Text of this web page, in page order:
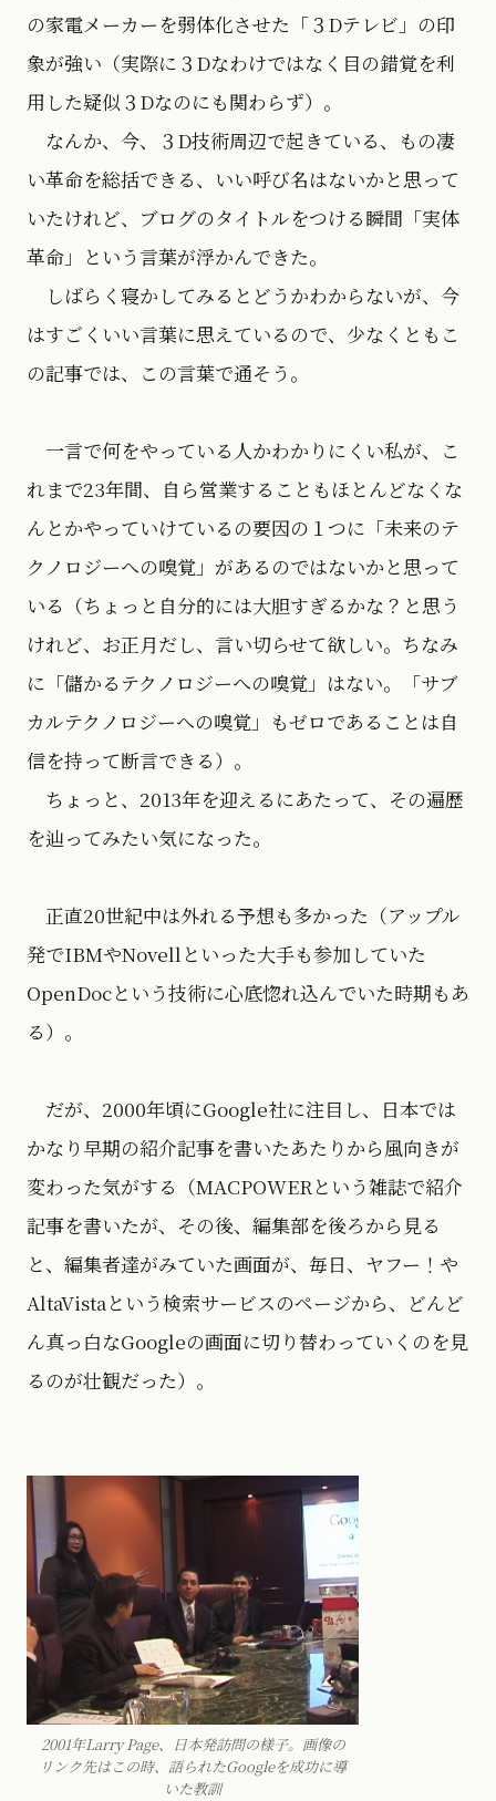
の家電メーカーを弱体化させた「３Dテレビ」の印
象が強い（実際に３Dなわけではなく目の錯覚を利
用した疑似３Dなのにも関わらず）。
なんか、今、３D技術周辺で起きている、もの凄
い革命を総括できる、いい呼び名はないかと思って
いたけれど、ブログのタイトルをつける瞬間「実体
革命」という言葉が浮かんできた。
しばらく寝かしてみるとどうかわからないが、今
はすごくいい言葉に思えているので、少なくともこ
の記事では、この言葉で通そう。
一言で何をやっている人かわかりにくい私が、こ
れまで23年間、自ら営業することもほとんどなくな
んとかやっていけているの要因の１つに「未来のテ
クノロジーへの嗅覚」があるのではないかと思って
いる（ちょっと自分的には大胆すぎるかな？と思う
けれど、お正月だし、言い切らせて欲しい。ちなみ
に「儲かるテクノロジーへの嗅覚」はない。「サブ
カルテクノロジーへの嗅覚」もゼロであることは自
信を持って断言できる）。
ちょっと、2013年を迎えるにあたって、その遍歴
を辿ってみたい気になった。
正直20世紀中は外れる予想も多かった（アップル
発でIBMやNovellといった大手も参加していた
OpenDocという技術に心底惚れ込んでいた時期もあ
る）。
だが、2000年頃にGoogle社に注目し、日本では
かなり早期の紹介記事を書いたあたりから風向きが
変わった気がする（MACPOWERという雑誌で紹介
記事を書いたが、その後、編集部を後ろから見る
と、編集者達がみていた画面が、毎日、ヤフー！や
AltaVistaという検索サービスのページから、どんど
ん真っ白なGoogleの画面に切り替わっていくのを見
るのが壮観だった）。
2001年Larry Page、日本発訪問の様子。画像の
リンク先はこの時、語られたGoogleを成功に導
いた教訓